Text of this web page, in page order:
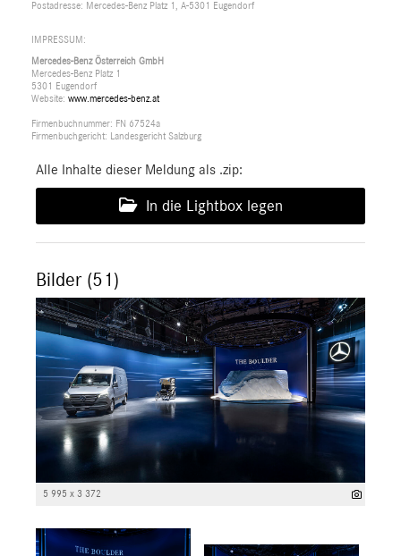
Postadresse: Mercedes-Benz Platz 1, A-5301 Eugendorf
IMPRESSUM:
Mercedes-Benz Österreich GmbH
Mercedes-Benz Platz 1
5301 Eugendorf
Website: www.mercedes-benz.at
Firmenbuchnummer: FN 67524a
Firmenbuchgericht: Landesgericht Salzburg
Alle Inhalte dieser Meldung als .zip:
In die Lightbox legen
Bilder (51)
5 995 x 3 372